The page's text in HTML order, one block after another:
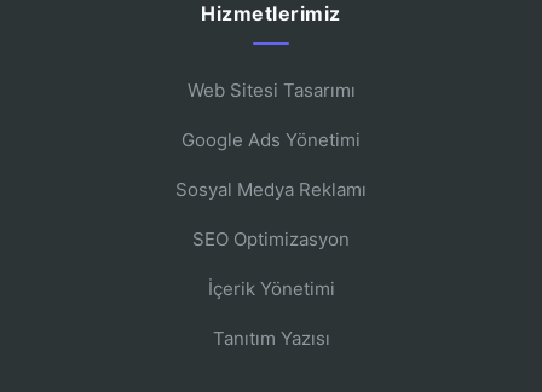
Hizmetlerimiz
Web Sitesi Tasarımı
Google Ads Yönetimi
Sosyal Medya Reklamı
SEO Optimizasyon
İçerik Yönetimi
Tanıtım Yazısı